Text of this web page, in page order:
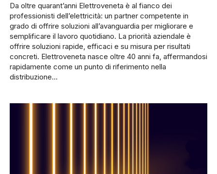
Da oltre quarant’anni Elettroveneta è al fianco dei
professionisti dell’elettricità: un partner competente in
grado di offrire soluzioni all’avanguardia per migliorare e
semplificare il lavoro quotidiano. La priorità aziendale è
offrire soluzioni rapide, efficaci e su misura per risultati
concreti. Elettroveneta nasce oltre 40 anni fa, affermando­si
rapidamente come un punto di riferimento nella
distribuzione…